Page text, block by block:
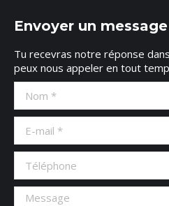
opens
new
window
opens
new
window
Envoyer un message
Tu recevras notre réponse
peux nous appeler en tout
Téléphone
Message